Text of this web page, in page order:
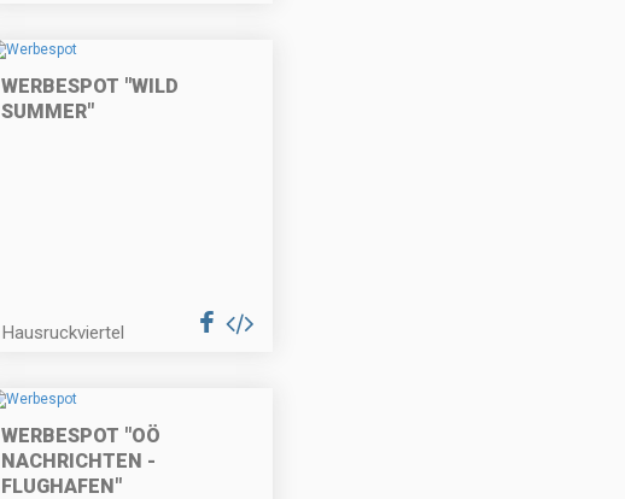
WERBESPOT "WILD
SUMMER"
Hausruckviertel
WERBESPOT "OÖ
NACHRICHTEN -
FLUGHAFEN"